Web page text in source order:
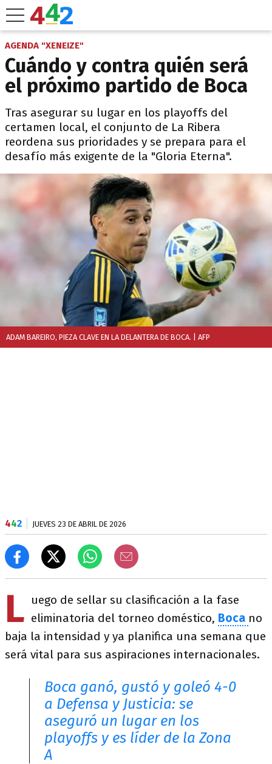
AGENDA "XENEIZE"
Cuándo y contra quién será
el próximo partido de Boca
Tras asegurar su lugar en los playoffs del
certamen local, el conjunto de La Ribera
reordena sus prioridades y se prepara para el
desafío más exigente de la "Gloria Eterna".
ADAM BAREIRO, PIEZA CLAVE EN LA DELANTERA DE BOCA. | AFP
442 JUEVES 23 DE ABRIL DE 2026
L uego de sellar su clasificación a la fase
eliminatoria del torneo doméstico, Boca no
baja la intensidad y ya planifica una semana que
será vital para sus aspiraciones internacionales.
Boca ganó, gustó y goleó 4-0
a Defensa y Justicia: se
aseguró un lugar en los
playoffs y es líder de la Zona
A